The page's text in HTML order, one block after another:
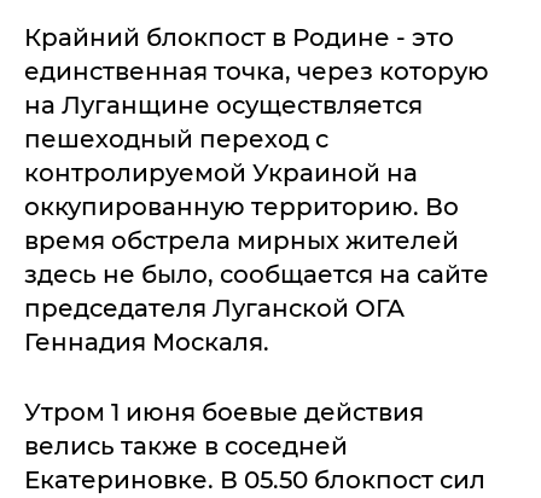
Крайний блокпост в Родине - это
единственная точка, через которую
на Луганщине осуществляется
пешеходный переход с
контролируемой Украиной на
оккупированную территорию. Во
время обстрела мирных жителей
здесь не было, сообщается на сайте
председателя Луганской ОГА
Геннадия Москаля.
Утром 1 июня боевые действия
велись также в соседней
Екатериновке. В 05.50 блокпост сил